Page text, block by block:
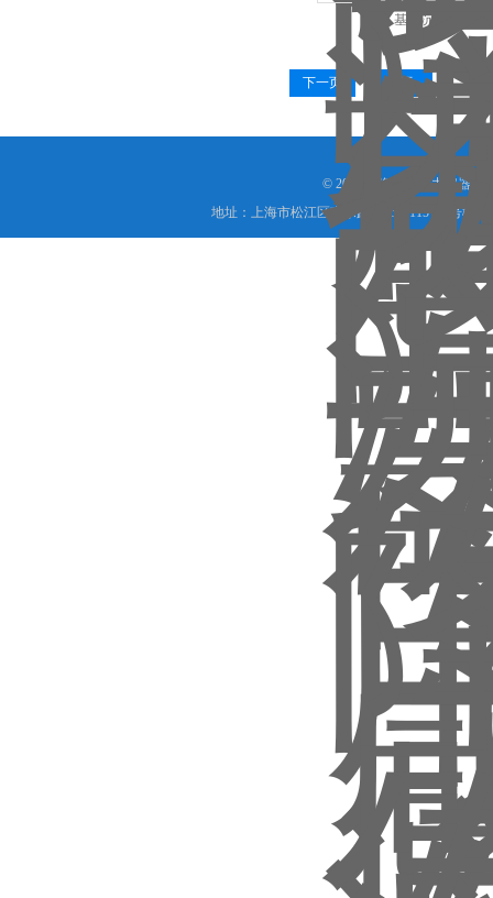
基坑沉降传感器
下一页 末页
© 2019 上海朝辉压力仪器有
地址：上海市松江区南乐路1276弄115号8号楼5-